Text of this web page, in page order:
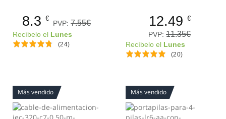
8.3 €
PVP: 7.55€
Recíbelo el Lunes
(24)
12.49 €
PVP: 11.35€
Recíbelo el Lunes
(20)
Más vendido Más vendido